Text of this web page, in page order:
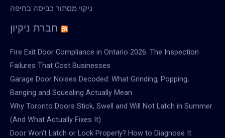
ניקוי מסתור כביסה בחיפה
חברת ניקיון
Fire Exit Door Compliance in Ontario 2026: The Inspection
Failures That Cost Businesses
Garage Door Noises Decoded: What Grinding, Popping,
Banging and Squealing Actually Mean
Why Toronto Doors Stick, Swell and Will Not Latch in Summer
(And What Actually Fixes It)
Door Won’t Latch or Lock Properly? How to Diagnose It